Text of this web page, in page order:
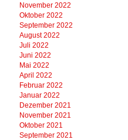
November 2022
Oktober 2022
September 2022
August 2022
Juli 2022
Juni 2022
Mai 2022
April 2022
Februar 2022
Januar 2022
Dezember 2021
November 2021
Oktober 2021
September 2021